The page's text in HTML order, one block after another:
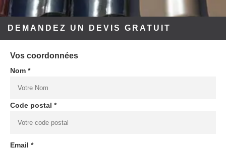
DEMANDEZ UN DEVIS GRATUIT
Vos coordonnées
Nom *
Code postal *
Email *